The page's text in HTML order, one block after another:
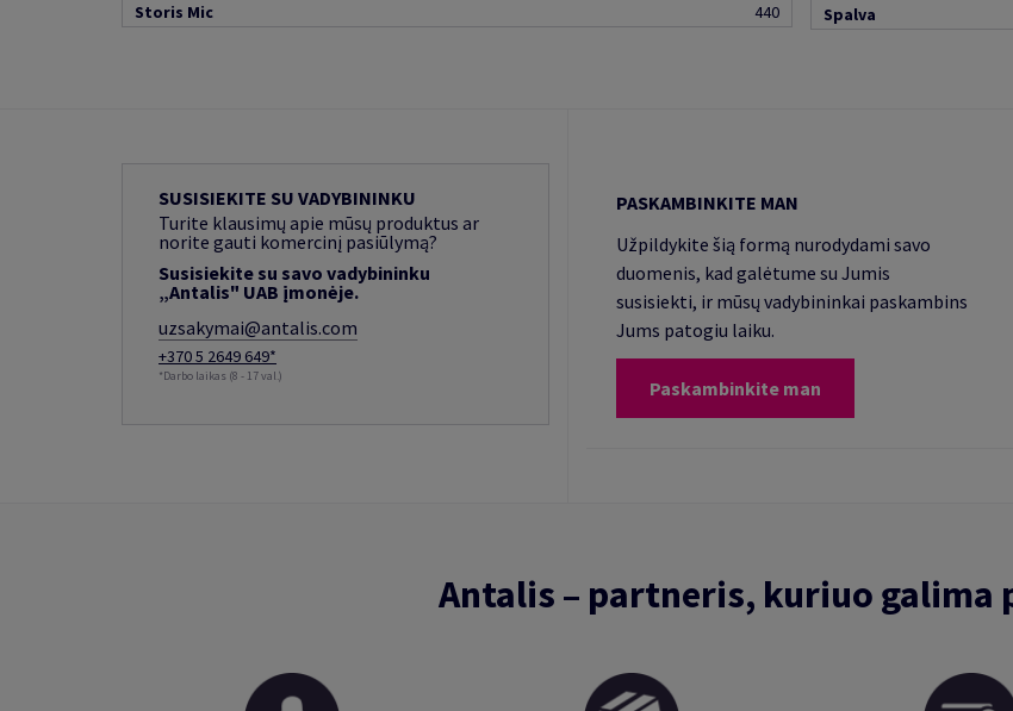
Storis Mic
440
Spalva
SUSISIEKITE SU VADYBININKU
Turite klausimų apie mūsų produktus ar
norite gauti komercinį pasiūlymą?
Susisiekite su savo vadybininku
„Antalis" UAB įmonėje.
uzsakymai@antalis.com
+370 5 2649 649*
*Darbo laikas (8 - 17 val.)
PASKAMBINKITE MAN
Užpildykite šią formą nurodydami savo
duomenis, kad galėtume su Jumis
susisiekti, ir mūsų vadybininkai paskambins
Jums patogiu laiku.
Paskambinkite man
Antalis – partneris, kuriuo galima